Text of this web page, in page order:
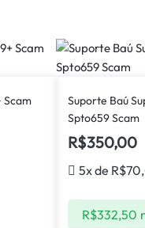
Scam
Suporte Baú
Spto659 Scam
R$350,00
5x de R$
R$332,50